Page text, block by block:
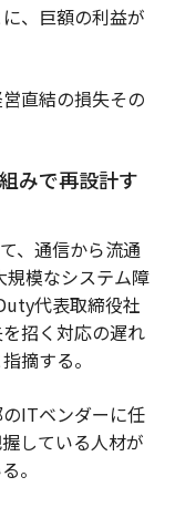
、巨額の利益が
直結の損失その
みで再設計す
、通信から流通
規模なシステム障
代表取締役社
招く対応の遅れ
摘する。
ITベンダーに任
している人材が
。